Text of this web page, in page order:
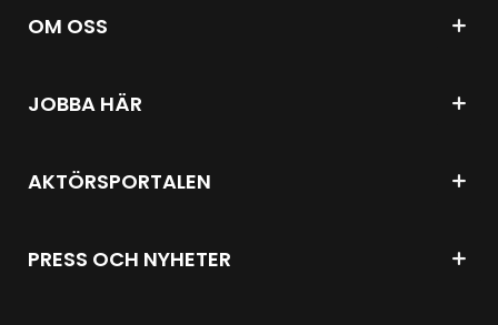
OM OSS
JOBBA HÄR
AKTÖRSPORTALEN
PRESS OCH NYHETER